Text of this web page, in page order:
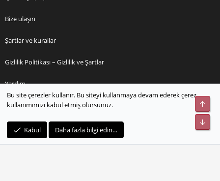
Bize ulaşın
Şartlar ve kurallar
Gizlilik Politikası – Gizlilik ve Şartlar
Yardım
Ana sayfa
S
S
Bu site çerezler kullanır. Bu siteyi kullanmaya devam ederek çerez
kullanımımızı kabul etmiş olursunuz.
Kabul Daha fazla bilgi edin…